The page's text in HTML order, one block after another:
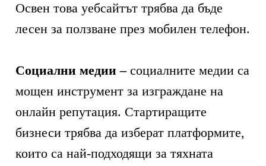
Освен това уебсайтът трябва да бъде
лесен за ползване през мобилен телефон.
Социални медии –социалните медии са
мощен инструмент за изграждане на
онлайн репутация. Стартиращите
бизнеси трябва да изберат платформите,
които са най-подходящи за тяхната